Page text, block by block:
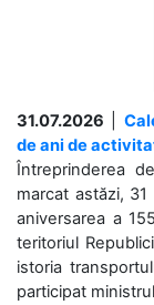
31.07.2026
de ani de
Întreprinderea
marcat astăzi,
aniversarea a
teritoriul
istoria
participat